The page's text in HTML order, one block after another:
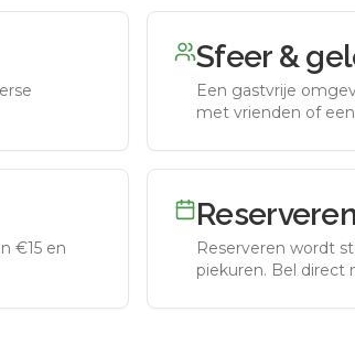
Sfeer &
Een gastvrije
met vrienden of
€15 en
Reserveren wordt
piekuren. Bel direct